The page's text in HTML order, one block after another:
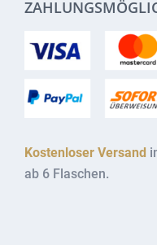
Kostenloser Versand
ab 6 Flaschen.